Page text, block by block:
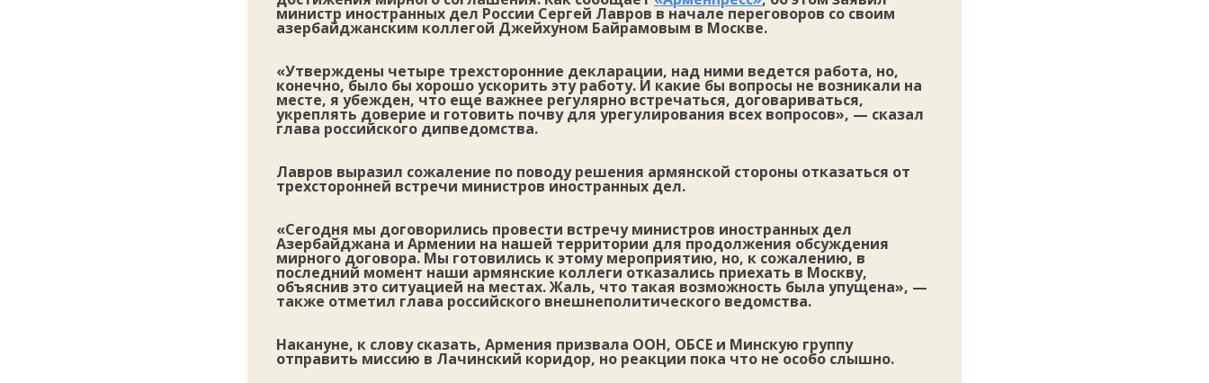
министр иностранных дел России Сергей Лавров в начале переговоров со своим
азербайджанским коллегой Джейхуном Байрамовым в Москве.
«Утверждены четыре трехсторонние декларации, над ними ведется работа, но,
конечно, было бы хорошо ускорить эту работу. И какие бы вопросы не возникали на
месте, я убежден, что еще важнее регулярно встречаться, договариваться,
укреплять доверие и готовить почву для урегулирования всех вопросов», — сказал
глава российского дипведомства.
Лавров выразил сожаление по поводу решения армянской стороны отказаться от
трехсторонней встречи министров иностранных дел.
«Сегодня мы договорились провести встречу министров иностранных дел
Азербайджана и Армении на нашей территории для продолжения обсуждения
мирного договора. Мы готовились к этому мероприятию, но, к сожалению, в
последний момент наши армянские коллеги отказались приехать в Москву,
объяснив это ситуацией на местах. Жаль, что такая возможность была упущена», —
также отметил глава российского внешнеполитического ведомства.
Накануне, к слову сказать, Армения призвала ООН, ОБСЕ и Минскую группу
отправить миссию в Лачинский коридор, но реакции пока что не особо слышно.